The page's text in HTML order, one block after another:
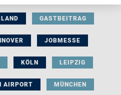
GASTBEITRAG
JOBMESSE
KÖLN LEIPZIG
AIRPORT MÜNCHEN